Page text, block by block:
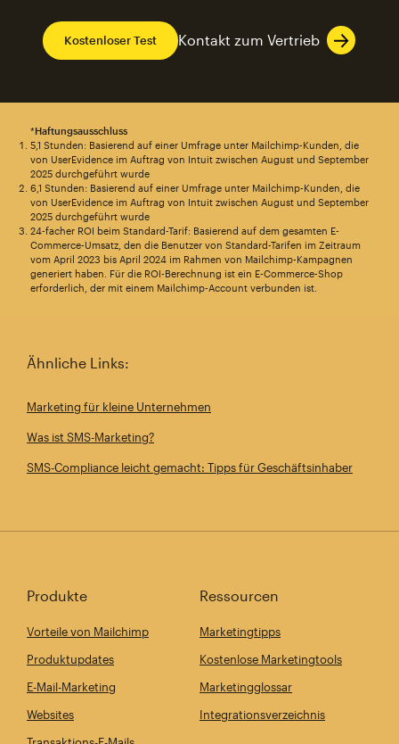
Kostenloser Test Kontakt zum Vertrieb
*Haftungsausschluss
5,1 Stunden: Basierend auf einer Umfrage unter Mailchimp-Kunden, die
von UserEvidence im Auftrag von Intuit zwischen August und September
2025 durchgeführt wurde
6,1 Stunden: Basierend auf einer Umfrage unter Mailchimp-Kunden, die
von UserEvidence im Auftrag von Intuit zwischen August und September
2025 durchgeführt wurde
24-facher ROI beim Standard-Tarif: Basierend auf dem gesamten E-
Commerce-Umsatz, den die Benutzer von Standard-Tarifen im Zeitraum
vom April 2023 bis April 2024 im Rahmen von Mailchimp-Kampagnen
generiert haben. Für die ROI-Berechnung ist ein E-Commerce-Shop
erforderlich, der mit einem Mailchimp-Account verbunden ist.
Ähnliche Links:
Marketing für kleine Unternehmen
Was ist SMS-Marketing?
SMS-Compliance leicht gemacht: Tipps für Geschäftsinhaber
Produkte
Vorteile von Mailchimp
Produktupdates
E-Mail-Marketing
Websites
Ressourcen
Marketingtipps
Kostenlose Marketingtools
Marketingglossar
Integrationsverzeichnis